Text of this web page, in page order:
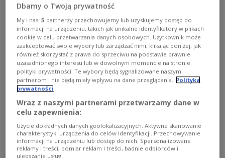
Billboardy to przeszłość. Jak promują się
miasta, miasteczka i wsie?
Dbamy o Twoją prywatność
My i nasi5 partnerzy przechowujemy lub uzyskujemy dostęp do
informacji na urządzeniu, takich jak unikalne identyfikatory w plikach
cookie w celu przetwarzania danych osobowych. Użytkownik może
zaakceptować swoje wybory lub zarządzać nimi, klikając poniżej, jak
również skorzystać z prawa do sprzeciwu na podstawie prawnie
uzasadnionego interesu lub w dowolnym momencie na stronie
polityki prywatności. Te wybory będą sygnalizowane naszym
partnerom i nie będą miały wpływu na dane przeglądania.
Polityka
prywatności
Wraz z naszymi partnerami przetwarzamy dane w
celu zapewnienia:
Użycie dokładnych danych geolokalizacyjnych. Aktywne skanowanie
charakterystyki urządzenia do celów identyfikacji. Przechowywanie
informacji na urządzeniu lub dostęp do nich. Spersonalizowane
reklamy i treści, pomiar reklam i treści, badnie odbiorców i
ulepszanie usług.